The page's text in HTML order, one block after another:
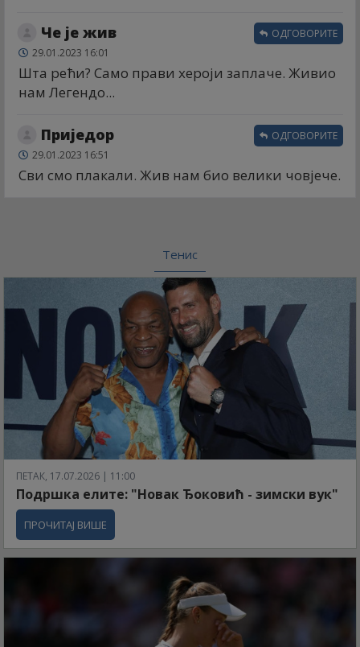
Че је жив
29.01.2023 16:01
Шта рећи? Само прави хероји заплаче. Живио
нам Легендо...
ОДГОВОРИТЕ
Приједор
29.01.2023 16:51
Сви смо плакали. Жив нам био велики човјече.
ОДГОВОРИТЕ
Тенис
ПЕТАК, 17.07.2026 | 11:00
Подршка елите: "Новак Ђоковић - зимски вук"
ПРОЧИТАЈ ВИШЕ